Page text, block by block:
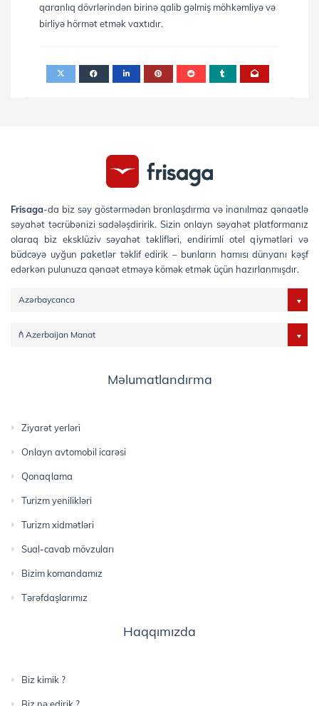
qaranlıq dövrlərindən birinə qalib gəlmiş möhkəmliyə və
birliyə hörmət etmək vaxtıdır.
Frisaga-da biz səy göstərmədən bronlaşdırma və inanılmaz qənaətlə
səyahət təcrübənizi sadələşdiririk. Sizin onlayn səyahət platformanız
olaraq biz eksklüziv səyahət təklifləri, endirimli otel qiymətləri və
büdcəyə uyğun paketlər təklif edirik – bunların hamısı dünyanı kəşf
edərkən pulunuza qənaət etməyə kömək etmək üçün hazırlanmışdır.
Azərbaycanca
₼ Azerbaijan Manat
Məlumatlandırma
Ziyarət yerləri
Onlayn avtomobil icarəsi
Qonaqlama
Turizm yenilikləri
Turizm xidmətləri
Sual-cavab mövzuları
Bizim komandamız
Tərəfdaşlarımız
Haqqımızda
Biz kimik ?